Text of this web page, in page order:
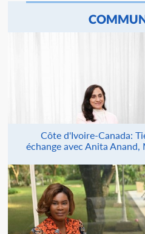
Côte d'Ivoire-Canada:
échange avec Anita